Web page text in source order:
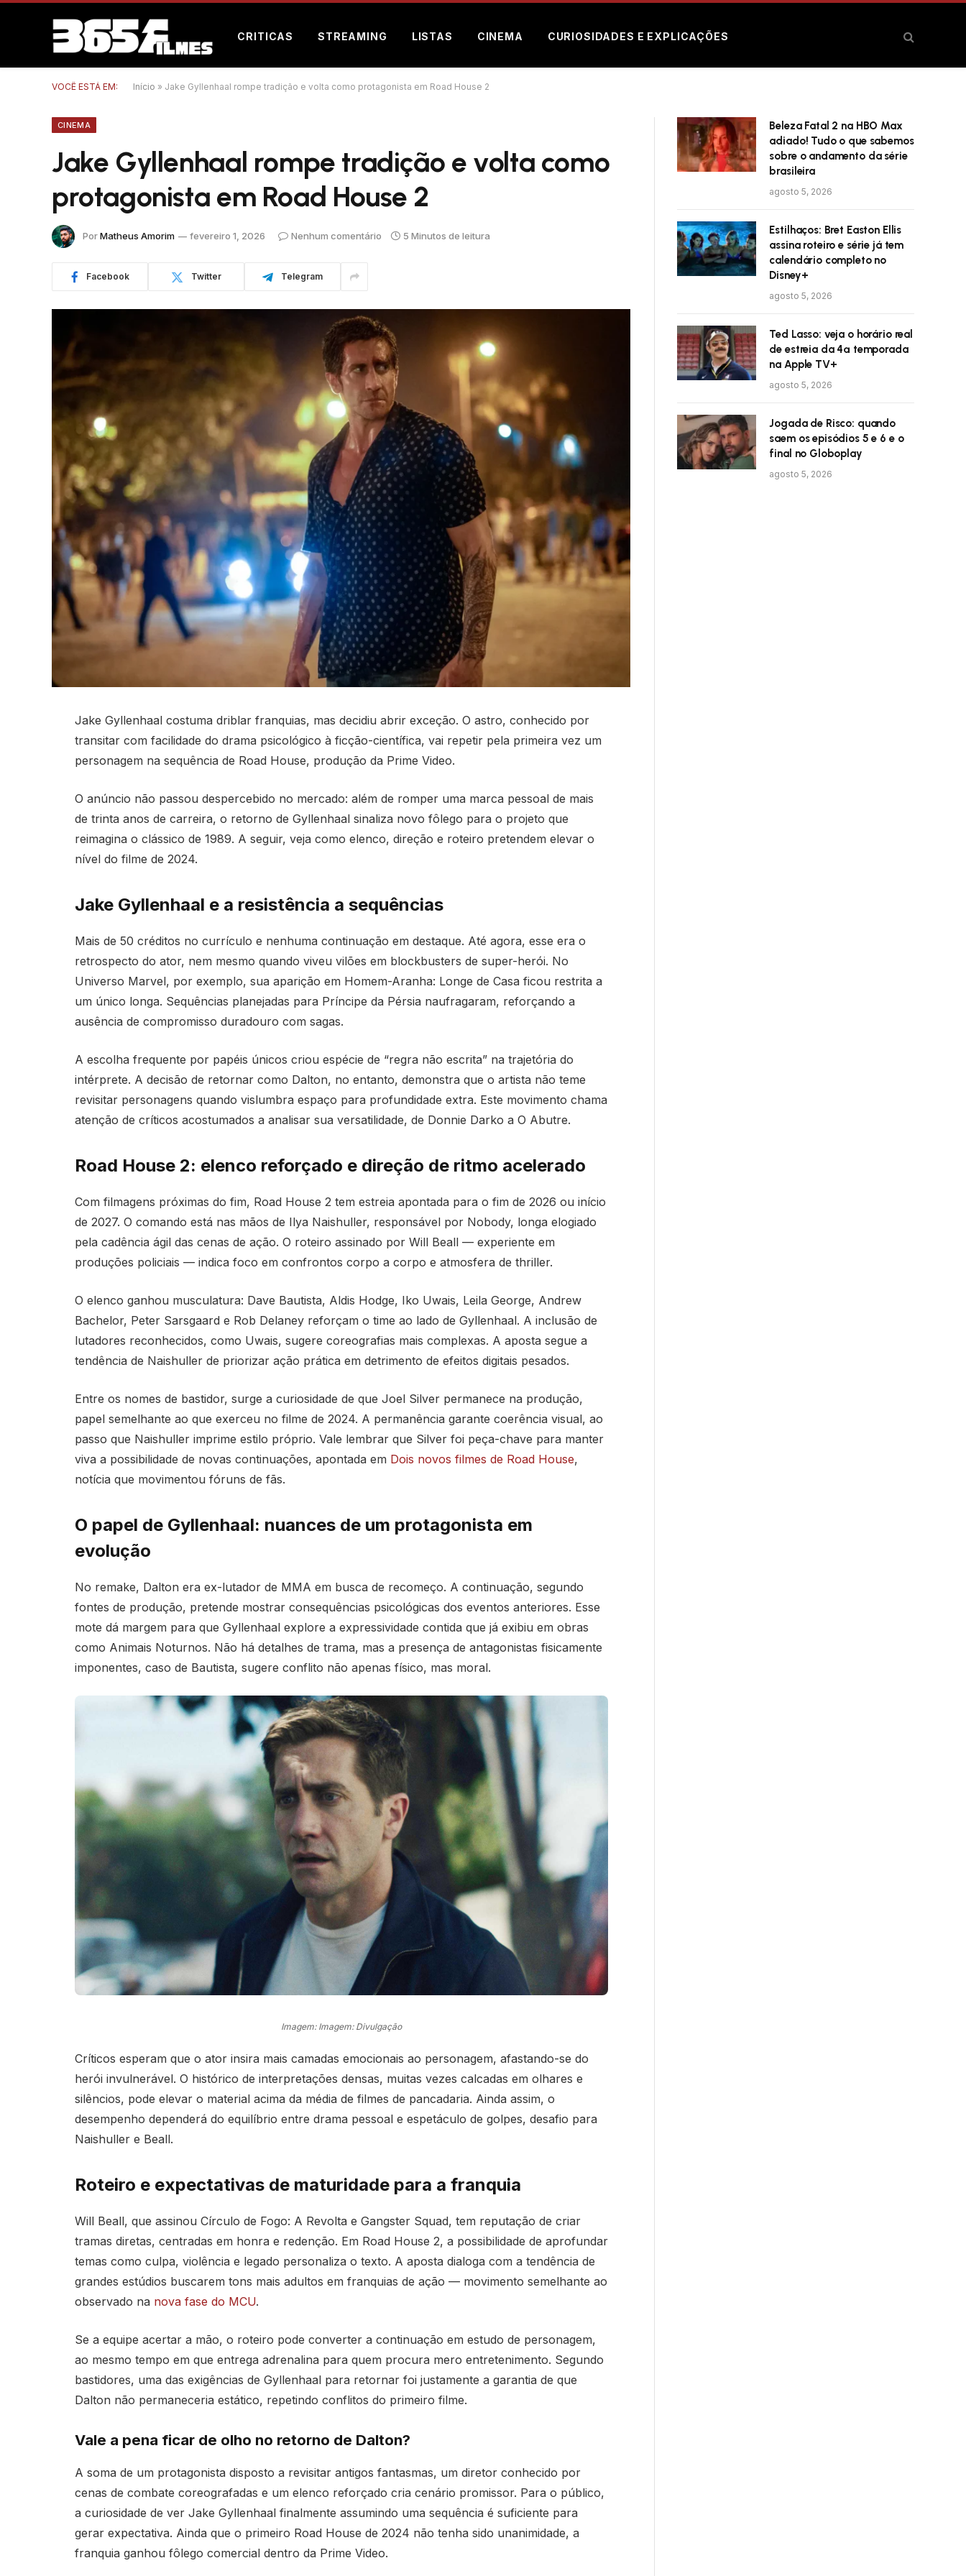
CRITICAS STREAMING LISTAS CINEMA CURIOSIDADES E EXPLICAÇÕES
VOCÊ ESTÁ EM: Início » Jake Gyllenhaal rompe tradição e volta como protagonista em Road House 2
CINEMA
Jake Gyllenhaal rompe tradição e volta como
protagonista em Road House 2
PorMatheus Amorim fevereiro 1, 2026 Nenhum comentário 5 Minutos de leitura
Facebook Twitter Telegram
Jake Gyllenhaal costuma driblar franquias, mas decidiu abrir exceção. O astro, conhecido por
transitar com facilidade do drama psicológico à ficção-científica, vai repetir pela primeira vez um
personagem na sequência de Road House, produção da Prime Video.
O anúncio não passou despercebido no mercado: além de romper uma marca pessoal de mais
de trinta anos de carreira, o retorno de Gyllenhaal sinaliza novo fôlego para o projeto que
reimagina o clássico de 1989. A seguir, veja como elenco, direção e roteiro pretendem elevar o
nível do filme de 2024.
Jake Gyllenhaal e a resistência a sequências
Mais de 50 créditos no currículo e nenhuma continuação em destaque. Até agora, esse era o
retrospecto do ator, nem mesmo quando viveu vilões em blockbusters de super-herói. No
Universo Marvel, por exemplo, sua aparição em Homem-Aranha: Longe de Casa ficou restrita a
um único longa. Sequências planejadas para Príncipe da Pérsia naufragaram, reforçando a
ausência de compromisso duradouro com sagas.
A escolha frequente por papéis únicos criou espécie de “regra não escrita” na trajetória do
intérprete. A decisão de retornar como Dalton, no entanto, demonstra que o artista não teme
revisitar personagens quando vislumbra espaço para profundidade extra. Este movimento chama
atenção de críticos acostumados a analisar sua versatilidade, de Donnie Darko a O Abutre.
Road House 2: elenco reforçado e direção de ritmo acelerado
Com filmagens próximas do fim, Road House 2 tem estreia apontada para o fim de 2026 ou início
de 2027. O comando está nas mãos de Ilya Naishuller, responsável por Nobody, longa elogiado
pela cadência ágil das cenas de ação. O roteiro assinado por Will Beall — experiente em
produções policiais — indica foco em confrontos corpo a corpo e atmosfera de thriller.
O elenco ganhou musculatura: Dave Bautista, Aldis Hodge, Iko Uwais, Leila George, Andrew
Bachelor, Peter Sarsgaard e Rob Delaney reforçam o time ao lado de Gyllenhaal. A inclusão de
lutadores reconhecidos, como Uwais, sugere coreografias mais complexas. A aposta segue a
tendência de Naishuller de priorizar ação prática em detrimento de efeitos digitais pesados.
Entre os nomes de bastidor, surge a curiosidade de que Joel Silver permanece na produção,
papel semelhante ao que exerceu no filme de 2024. A permanência garante coerência visual, ao
passo que Naishuller imprime estilo próprio. Vale lembrar que Silver foi peça-chave para manter
viva a possibilidade de novas continuações, apontada em Dois novos filmes de Road House,
notícia que movimentou fóruns de fãs.
O papel de Gyllenhaal: nuances de um protagonista em
evolução
No remake, Dalton era ex-lutador de MMA em busca de recomeço. A continuação, segundo
fontes de produção, pretende mostrar consequências psicológicas dos eventos anteriores. Esse
mote dá margem para que Gyllenhaal explore a expressividade contida que já exibiu em obras
como Animais Noturnos. Não há detalhes de trama, mas a presença de antagonistas fisicamente
imponentes, caso de Bautista, sugere conflito não apenas físico, mas moral.
Imagem: Imagem: Divulgação
Críticos esperam que o ator insira mais camadas emocionais ao personagem, afastando-se do
herói invulnerável. O histórico de interpretações densas, muitas vezes calcadas em olhares e
silêncios, pode elevar o material acima da média de filmes de pancadaria. Ainda assim, o
desempenho dependerá do equilíbrio entre drama pessoal e espetáculo de golpes, desafio para
Naishuller e Beall.
Roteiro e expectativas de maturidade para a franquia
Will Beall, que assinou Círculo de Fogo: A Revolta e Gangster Squad, tem reputação de criar
tramas diretas, centradas em honra e redenção. Em Road House 2, a possibilidade de aprofundar
temas como culpa, violência e legado personaliza o texto. A aposta dialoga com a tendência de
grandes estúdios buscarem tons mais adultos em franquias de ação — movimento semelhante ao
observado na nova fase do MCU.
Se a equipe acertar a mão, o roteiro pode converter a continuação em estudo de personagem,
ao mesmo tempo em que entrega adrenalina para quem procura mero entretenimento. Segundo
bastidores, uma das exigências de Gyllenhaal para retornar foi justamente a garantia de que
Dalton não permaneceria estático, repetindo conflitos do primeiro filme.
Vale a pena ficar de olho no retorno de Dalton?
A soma de um protagonista disposto a revisitar antigos fantasmas, um diretor conhecido por
cenas de combate coreografadas e um elenco reforçado cria cenário promissor. Para o público,
a curiosidade de ver Jake Gyllenhaal finalmente assumindo uma sequência é suficiente para
gerar expectativa. Ainda que o primeiro Road House de 2024 não tenha sido unanimidade, a
franquia ganhou fôlego comercial dentro da Prime Video.
Beleza Fatal 2 na HBO Max
adiado! Tudo o que sabemos
sobre o andamento da série
brasileira
agosto 5, 2026
Estilhaços: Bret Easton Ellis
assina roteiro e série já tem
calendário completo no
Disney+
agosto 5, 2026
Ted Lasso: veja o horário real
de estreia da 4ª temporada
na Apple TV+
agosto 5, 2026
Jogada de Risco: quando
saem os episódios 5 e 6 e o
final no Globoplay
agosto 5, 2026